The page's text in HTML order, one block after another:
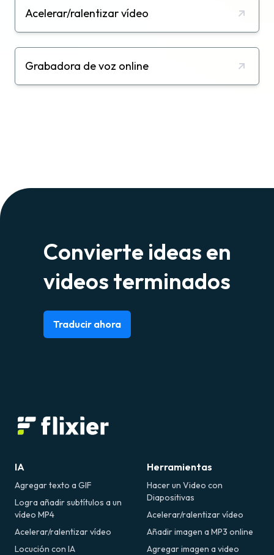
Acelerar/ralentizar vídeo
Grabadora de voz online
Convierte ideas en
videos terminados
Traducir ahora
IA
Agregar texto a GIF
Logra añadir subtítulos a un
vídeo MP4
Acelerar/ralentizar vídeo
Locución con IA
Herramientas
Hacer un Video con
Diapositivas
Acelerar/ralentizar vídeo
Añadir imagen a MP3 online
Agregar imagen a video